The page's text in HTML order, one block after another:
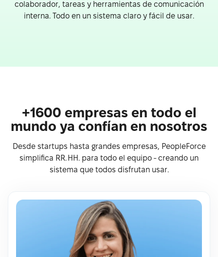
colaborador, tareas y herramientas de comunicación
interna. Todo en un sistema claro y fácil de usar.
+1600 empresas en todo el
mundo ya confían en nosotros
Desde startups hasta grandes empresas, PeopleForce
simplifica RR. HH. para todo el equipo - creando un
sistema que todos disfrutan usar.